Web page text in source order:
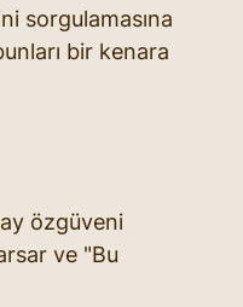
sorgulamasına
bir kenara
özgüveni
ve "Bu